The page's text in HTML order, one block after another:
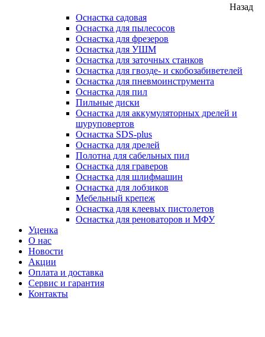
Назад
Оснастка садовая
Оснастка для пылесосов
Оснастка для фрезеров
Оснастка для УШМ
Оснастка для заточных станков
Оснастка для гвозде- и скобозабиветелей
Оснастка для пневмоинструмента
Оснастка для пил
Пильные диски
Оснастка для аккумуляторных дрелей и
шуруповертов
Оснастка SDS-plus
Оснастка для дрелей
Полотна для сабельных пил
Оснастка для граверов
Оснастка для шлифмашин
Оснастка для лобзиков
Мебельный крепеж
Оснастка для клеевых пистолетов
Оснастка для реноваторов и МФУ
Уценка
О нас
Новости
Акции
Оплата и доставка
Сервис и гарантия
Контакты